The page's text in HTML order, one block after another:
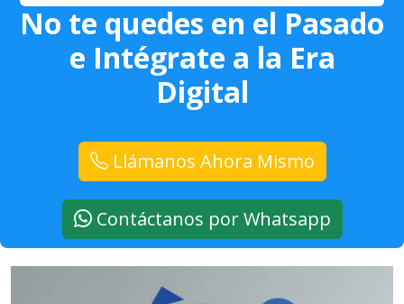
No te quedes en el Pasado
e Intégrate a la Era
Digital
Llámanos Ahora Mismo
Contáctanos por Whatsapp